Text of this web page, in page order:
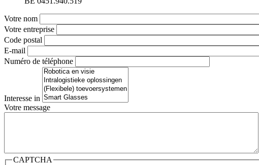
Votre nom
Votre entreprise
Code postal
E-mail
Numéro de téléphone
Interesse in
Votre message
CAPTCHA